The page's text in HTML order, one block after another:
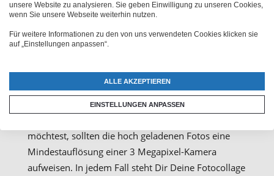
Dein Kunstwerk anschließend auf Ihrem Computer
Originalqualität (bzw. 5 Megapixel). Im Idealfall in
Home-Drucker bis zum Format 30 x 50 cm.
Voraussetzung für die Druckqualität Deiner Fotos
ist natürlich die Qualität in der Du Deine Fotos
möchtest, sollten die hoch geladenen Fotos eine
Mindestauflösung einer 3 Megapixel-Kamera
aufweisen. In jedem Fall steht Dir Deine Fotocollage
unsere Website zu analysieren. Sie geben Einwilligung zu unseren Cookies,
wenn Sie unsere Webseite weiterhin nutzen.
Für weitere Informationen zu den von uns verwendeten Cookies klicken sie
auf „Einstellungen anpassen“.
ALLE AKZEPTIEREN
EINSTELLUNGEN ANPASSEN